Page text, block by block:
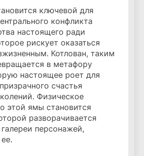
ключевой для
конфликта
настоящего ради
рискует оказаться
Котлован, таким
в метафору
настоящее роет для
счастья
Физическое
этой ямы становится
разворачивается
персонажей,